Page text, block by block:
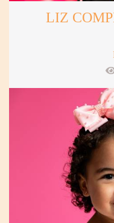
LIZ